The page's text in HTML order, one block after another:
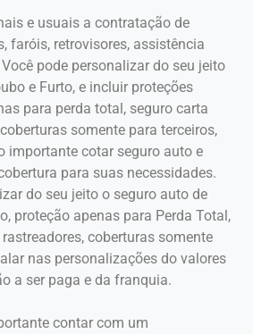
e usuais a contratação de
faróis, retrovisores, assistência
pode personalizar do seu jeito
e Furto, e incluir proteções
para perda total, seguro carta
somente para terceiros,
importante cotar seguro auto e
para suas necessidades.
do seu jeito o seguro auto de
proteção apenas para Perda Total,
coberturas somente
nas personalizações do valores
a ser paga e da franquia.
contar com um